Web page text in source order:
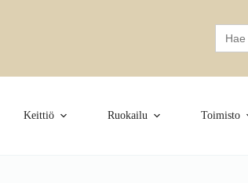
Search
for:
Keittiö Ruokailu Toimisto